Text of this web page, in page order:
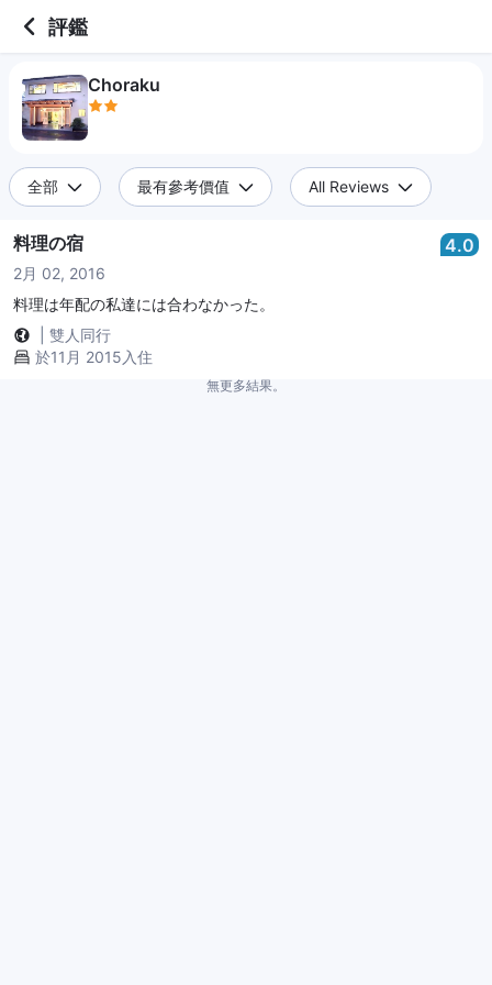
評鑑
Choraku
全部 最有參考價值 All Reviews
料理の宿 4.0
2月 02, 2016
料理は年配の私達には合わなかった。
雙人同行
於11月 2015入住
無更多結果。